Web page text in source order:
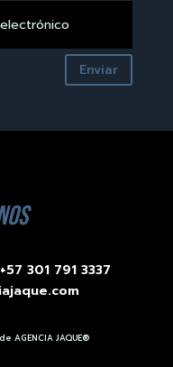
Enviar
+57 301 791 3337
AGENCIA JAQUE®